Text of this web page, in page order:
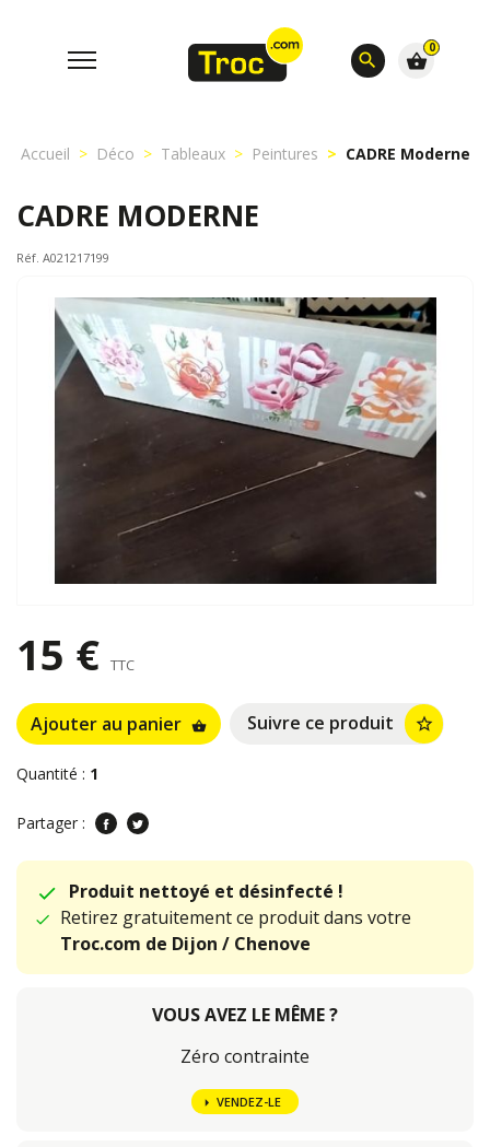
search
0
shopping_basket
Accueil Déco Tableaux Peintures CADRE Moderne
CADRE MODERNE
Réf. A021217199
15 € TTC
Ajouter au panier shopping_basket Suivre ce produit star_border
Quantité : 1
Partager :
Produit nettoyé et désinfecté !
Retirez gratuitement ce produit dans votre
Troc.com de Dijon / Chenove
VOUS AVEZ LE MÊME ?
Zéro contrainte
VENDEZ-LE